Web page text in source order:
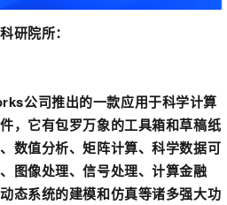
研院所：
公司推出的一款应用于科学计算
，它有包罗万象的工具箱和草稿纸
数值分析、矩阵计算、科学数据可
图像处理、信号处理、计算金融
态系统的建模和仿真等诸多强大功